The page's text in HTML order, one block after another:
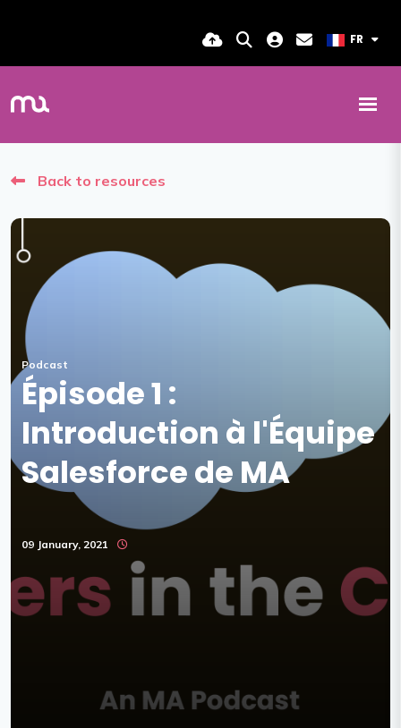
FR
Back to resources
Podcast
Épisode 1 :
Introduction à l'Équipe
Salesforce de MA
09 January, 2021